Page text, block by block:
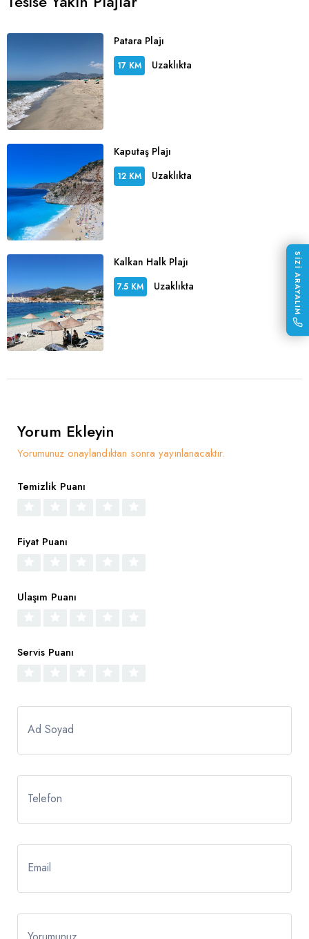
Patara Plajı
17 KM Uzaklıkta
Kaputaş Plajı
12 KM Uzaklıkta
Kalkan Halk Plajı
7.5 KM Uzaklıkta
Yorum Ekleyin
Yorumunuz onaylandıktan sonra yayınlanacaktır.
Temizlik Puanı
Fiyat Puanı
Ulaşım Puanı
Servis Puanı
Ad Soyad
Telefon
Email
SİZİ ARAYALIM